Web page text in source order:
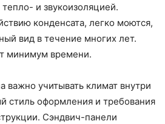
и звукоизоляцией.
конденсата, легко моются,
вид в течение многих лет.
минимум времени.
важно учитывать климат внутри
стиль оформления и требования
Сэндвич-панели